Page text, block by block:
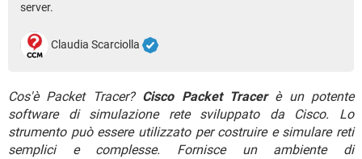
HARDWARE
server.
Claudia Scarciolla
Cos'è Packet Tracer? Cisco Packet Tracerè un potente
software di simulazione rete sviluppato da Cisco. Lo
strumento può essere utilizzato per costruire e simulare reti
semplici e complesse. Fornisce un ambiente di